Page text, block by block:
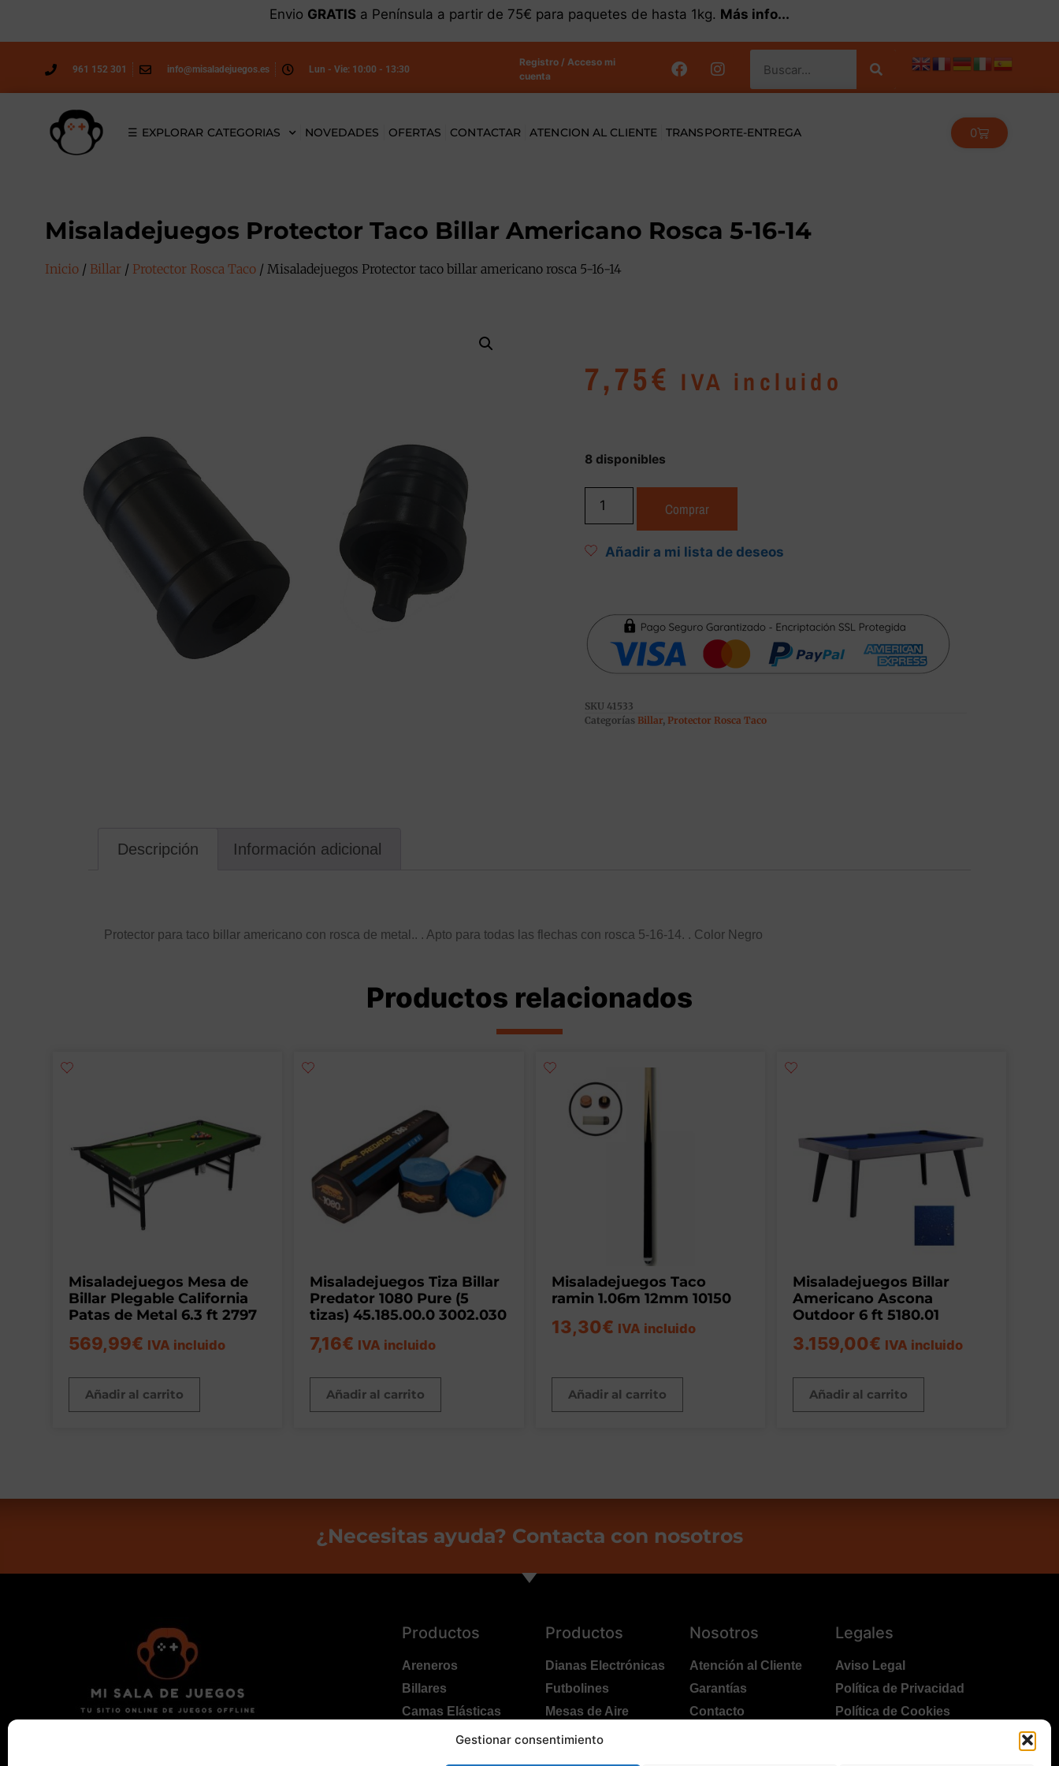
Gestionar consentimiento
Envio GRATIS a Península a partir de 75€ para paquetes de hasta 1kg. Más info...
961 152 301 info@misaladejuegos.es Lun - Vie: 10:00 - 13:30
Registro / Acceso mi
cuenta
☰ EXPLORAR CATEGORIAS NOVEDADES OFERTAS CONTACTAR ATENCION AL CLIENTE TRANSPORTE-ENTREGA 0
Misaladejuegos Protector Taco Billar Americano Rosca 5-16-14
Inicio / Billar / Protector Rosca Taco / Misaladejuegos Protector taco billar americano rosca 5-16-14
7,75€ IVA incluido
8 disponibles
Comprar
Añadir a mi lista de deseos
SKU 41533
Categorías Billar, Protector Rosca Taco
Descripción Información adicional
Protector para taco billar americano con rosca de metal.. . Apto para todas las flechas con rosca 5-16-14. . Color Negro
Productos relacionados
Misaladejuegos Mesa de
Billar Plegable California
Patas de Metal 6.3 ft 2797
569,99€ IVA incluido
Añadir al carrito
Misaladejuegos Tiza Billar
Predator 1080 Pure (5
tizas) 45.185.00.0 3002.030
7,16€ IVA incluido
Añadir al carrito
Misaladejuegos Taco
ramin 1.06m 12mm 10150
13,30€ IVA incluido
Añadir al carrito
Misaladejuegos Billar
Americano Ascona
Outdoor 6 ft 5180.01
3.159,00€ IVA incluido
Añadir al carrito
¿Necesitas ayuda? Contacta con nosotros
Productos
Areneros
Billares
Camas Elásticas
Coches Kart
Productos
Dianas Electrónicas
Futbolines
Mesas de Aire
Ping Pong Interior
Nosotros
Atención al Cliente
Garantías
Contacto
Legales
Aviso Legal
Política de Privacidad
Política de Cookies